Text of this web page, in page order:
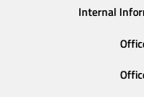
Internal